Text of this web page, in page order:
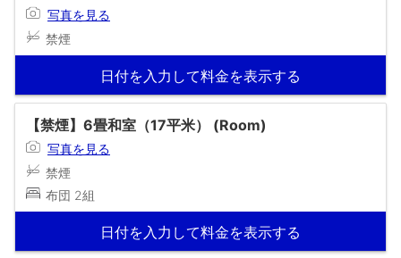
写真を見る
禁煙
日付を入力して料金を表示する
【禁煙】6畳和室（17平米） (Room)
写真を見る
禁煙
布団 2組
日付を入力して料金を表示する